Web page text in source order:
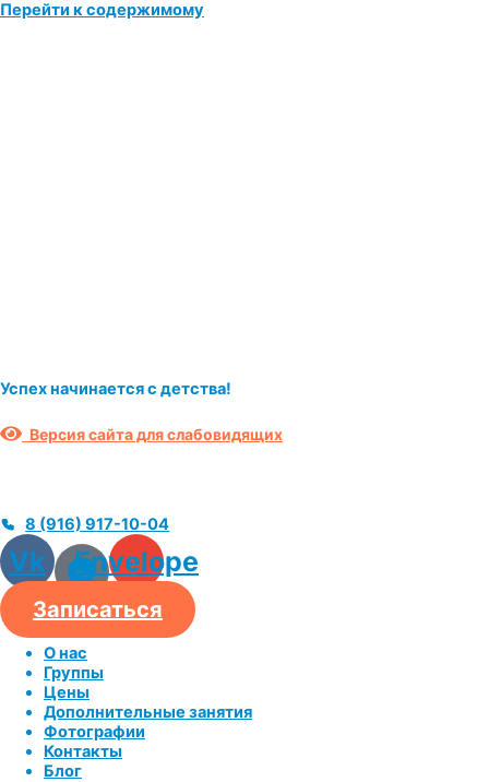
Перейти к содержимому
Успех начинается с детства!
Версия сайта для слабовидящих
8 (916) 917-10-04
Vk Envelope
Записаться
О нас
Группы
Цены
Дополнительные занятия
Фотографии
Контакты
Блог